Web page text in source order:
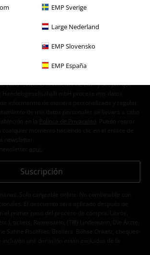
EMP Sverige
Large Nederland
EMP Slovensko
EMP España
de descuento,
para recibir la newsletter de EMP y acepto que
Handelsgesellschaft mbH procese mis datos
informarme de manera personalizada y regular
de mis datos personales se llevará a cabo
en la
Política de Privacidad . Puedo retirar
momento haciendo clic en el enlace de
newsletter.
aquí
Suscripción
Solo canjeable online. No combinable con
El descuento será aplicado después de
el primer paso del proceso de compra. Libros,
tickets, Rammstein, (Till) Lindemann, Die Ärzte,
Sahne Fischfilet, Broilers, Böhse Onkelz, cheques-
una donación están excluidos de la